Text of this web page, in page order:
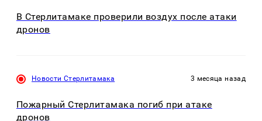
В Стерлитамаке проверили воздух после атаки
дронов
Новости Стерлитамака 3 месяца назад
Пожарный Стерлитамака погиб при атаке
дронов